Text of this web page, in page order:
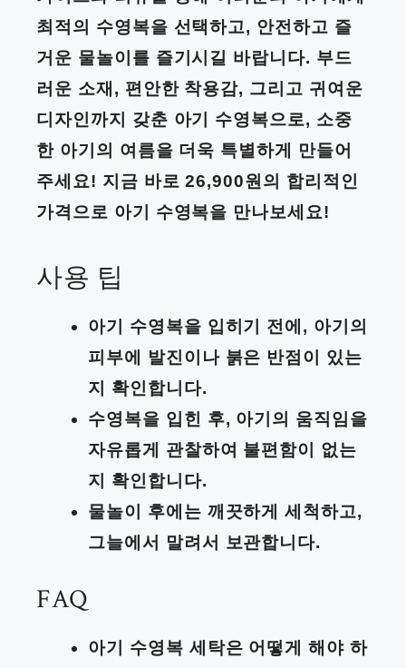
최적의 수영복을 선택하고, 안전하고 즐
거운 물놀이를 즐기시길 바랍니다. 부드
러운 소재, 편안한 착용감, 그리고 귀여운
디자인까지 갖춘 아기 수영복으로, 소중
한 아기의 여름을 더욱 특별하게 만들어
주세요! 지금 바로 26,900원의 합리적인
가격으로 아기 수영복을 만나보세요!
사용 팁
아기 수영복을 입히기 전에, 아기의
피부에 발진이나 붉은 반점이 있는
지 확인합니다.
수영복을 입힌 후, 아기의 움직임을
자유롭게 관찰하여 불편함이 없는
지 확인합니다.
물놀이 후에는 깨끗하게 세척하고,
그늘에서 말려서 보관합니다.
FAQ
아기 수영복 세탁은 어떻게 해야 하